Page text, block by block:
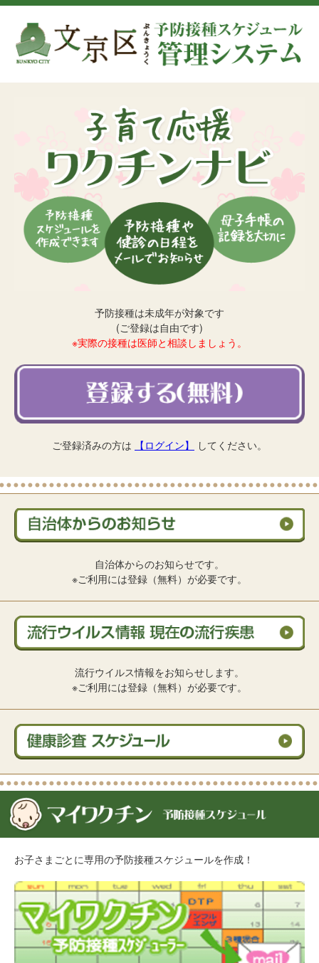
予防接種は未成年が対象です
(ご登録は自由です)
※実際の接種は医師と相談しましょう。
ご登録済みの方は 【ログイン】 してください。
自治体からのお知らせです。
※ご利用には登録（無料）が必要です。
流行ウイルス情報をお知らせします。
※ご利用には登録（無料）が必要です。
お子さまごとに専用の予防接種スケジュールを作成！